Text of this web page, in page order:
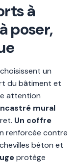
à
poser,
un
du bâtiment et
attention
mural
Un coffre
renforcée contre
béton et
protège